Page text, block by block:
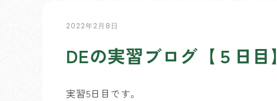
2022年2月8日
DEの実習ブログ【５日目】
実習5日目です。